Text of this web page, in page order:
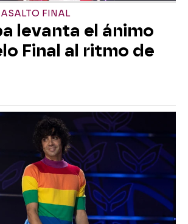
FINAL
levanta el ánimo
Final al ritmo de